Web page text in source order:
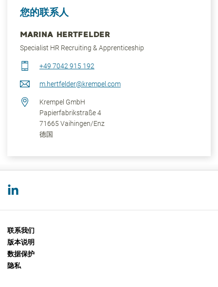
您的联系人
MARINA HERTFELDER
Specialist HR Recruiting & Apprenticeship
+49 7042 915 192
m.hertfelder@krempel.com
Krempel GmbH
Papierfabrikstraße 4
71665 Vaihingen/Enz
德国
联系我们
版本说明
数据保护
隐私